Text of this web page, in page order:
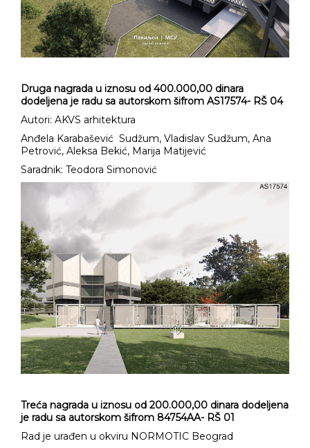
Druga nagrada u iznosu od 400.000,00 dinara
dodeljena je radu sa autorskom šifrom AS17574- RŠ 04
Autori: AKVS arhitektura
Anđela Karabašević Sudžum, Vladislav Sudžum, Ana
Petrović, Aleksa Bekić, Marija Matijević
Saradnik: Teodora Simonović
Treća nagrada u iznosu od 200.000,00 dinara dodeljena
je radu sa autorskom šifrom 84754AA- RŠ 01
Rad je urađen u okviru NORMOTIC Beograd